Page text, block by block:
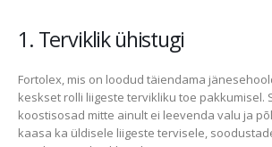
1. Terviklik ühistugi
Fortolex, mis on loodud täiendama
keskset rolli liigeste tervikliku toe pakkumisel.
koostisosad mitte ainult ei leevenda valu ja
kaasa ka üldisele liigeste tervisele,